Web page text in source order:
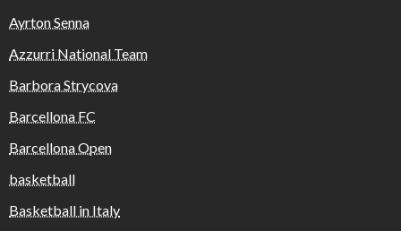
Ayrton Senna
Azzurri National Team
Barbora Strycova
Barcellona FC
Barcellona Open
basketball
Basketball in Italy